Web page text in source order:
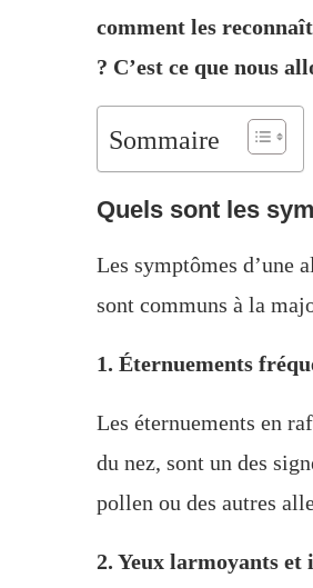
comment les
? C’est ce que nous
Sommaire
Quels sont les
Les symptômes d’une
sont communs à la
1. Éternuements
Les éternuements en
du nez, sont un des
pollen ou des autres
2. Yeux larmoyants